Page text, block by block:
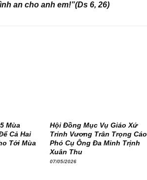
an cho anh em!”(Ds 6, 26)
Mùa
Cả Hai
Tới Mùa
Hội Đồng Mục Vụ Giáo Xứ
Trinh Vương Trân Trọng Cáo
Phó Cụ Ông Đa Minh Trịnh
Xuân Thu
07/05/2026